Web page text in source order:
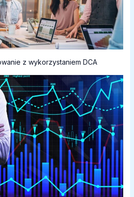
z wykorzystaniem DCA